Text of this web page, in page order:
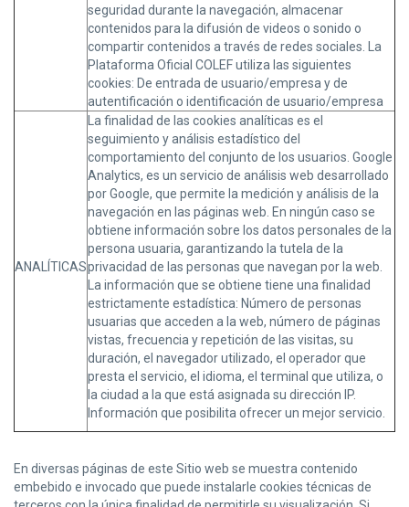
seguridad durante la navegación, almacenar
contenidos para la difusión de videos o sonido o
compartir contenidos a través de redes sociales. La
Plataforma Oficial COLEF utiliza las siguientes
cookies: De entrada de usuario/empresa y de
autentificación o identificación de usuario/empresa
ANALÍTICAS
La finalidad de las cookies analíticas es el
seguimiento y análisis estadístico del
comportamiento del conjunto de los usuarios. Google
Analytics, es un servicio de análisis web desarrollado
por Google, que permite la medición y análisis de la
navegación en las páginas web. En ningún caso se
obtiene información sobre los datos personales de la
persona usuaria, garantizando la tutela de la
privacidad de las personas que navegan por la web.
La información que se obtiene tiene una finalidad
estrictamente estadística: Número de personas
usuarias que acceden a la web, número de páginas
vistas, frecuencia y repetición de las visitas, su
duración, el navegador utilizado, el operador que
presta el servicio, el idioma, el terminal que utiliza, o
la ciudad a la que está asignada su dirección IP.
Información que posibilita ofrecer un mejor servicio.
En diversas páginas de este Sitio web se muestra contenido
embebido e invocado que puede instalarle cookies técnicas de